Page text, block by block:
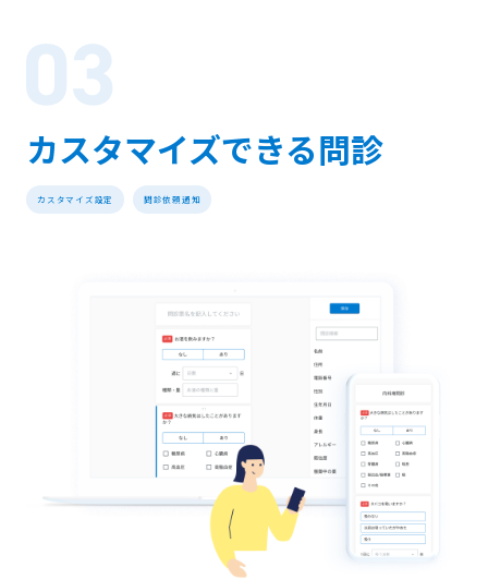
カスタマイズできる問診
カスタマイズ設定 問診依頼通知